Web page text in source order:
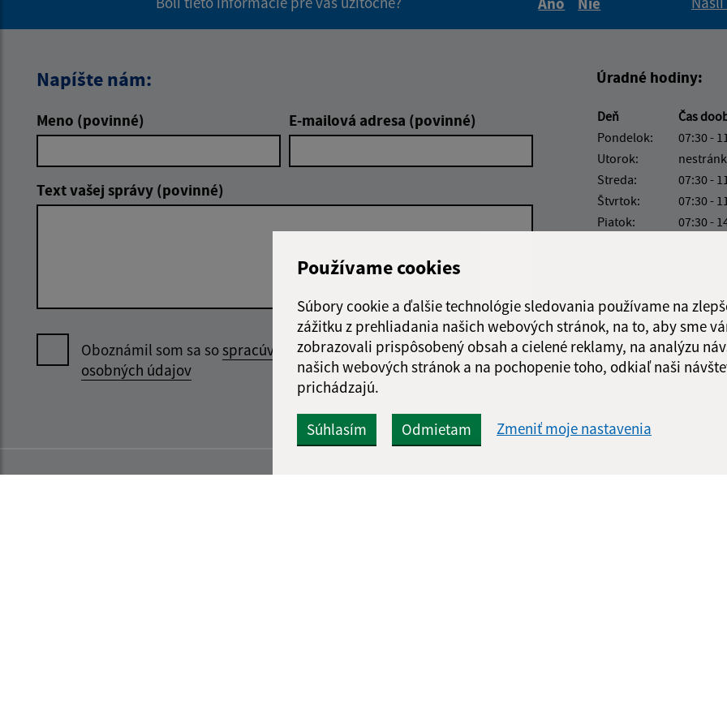
Používame cookies
Súbory cookie a ďalšie technológie sledovania používame na
zážitku z prehliadania našich webových stránok, na to, aby sme
zobrazovali prispôsobený obsah a cielené reklamy, na analýzu
našich webových stránok a na pochopenie toho, odkiaľ naši
prichádzajú.
Súhlasím Odmietam Zmeniť moje nastavenia
Napíšte nám:
Meno (povinné) E-mailová adresa (povinné)
Text vašej správy (povinné)
Oboznámil som sa sospracúvaním
osobných údajov
Google reCaptcha Response
Odoslať správu
Úradné hodiny:
Deň Čas
Pondelok:
07:30 -
Utorok:
Streda:
07:30 -
Štvrtok:
07:30 -
Piatok:
07:30 -